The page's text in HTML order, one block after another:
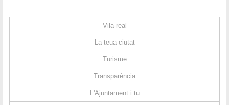
Vila-real
La teua ciutat
Turisme
Transparència
L'Ajuntament i tu